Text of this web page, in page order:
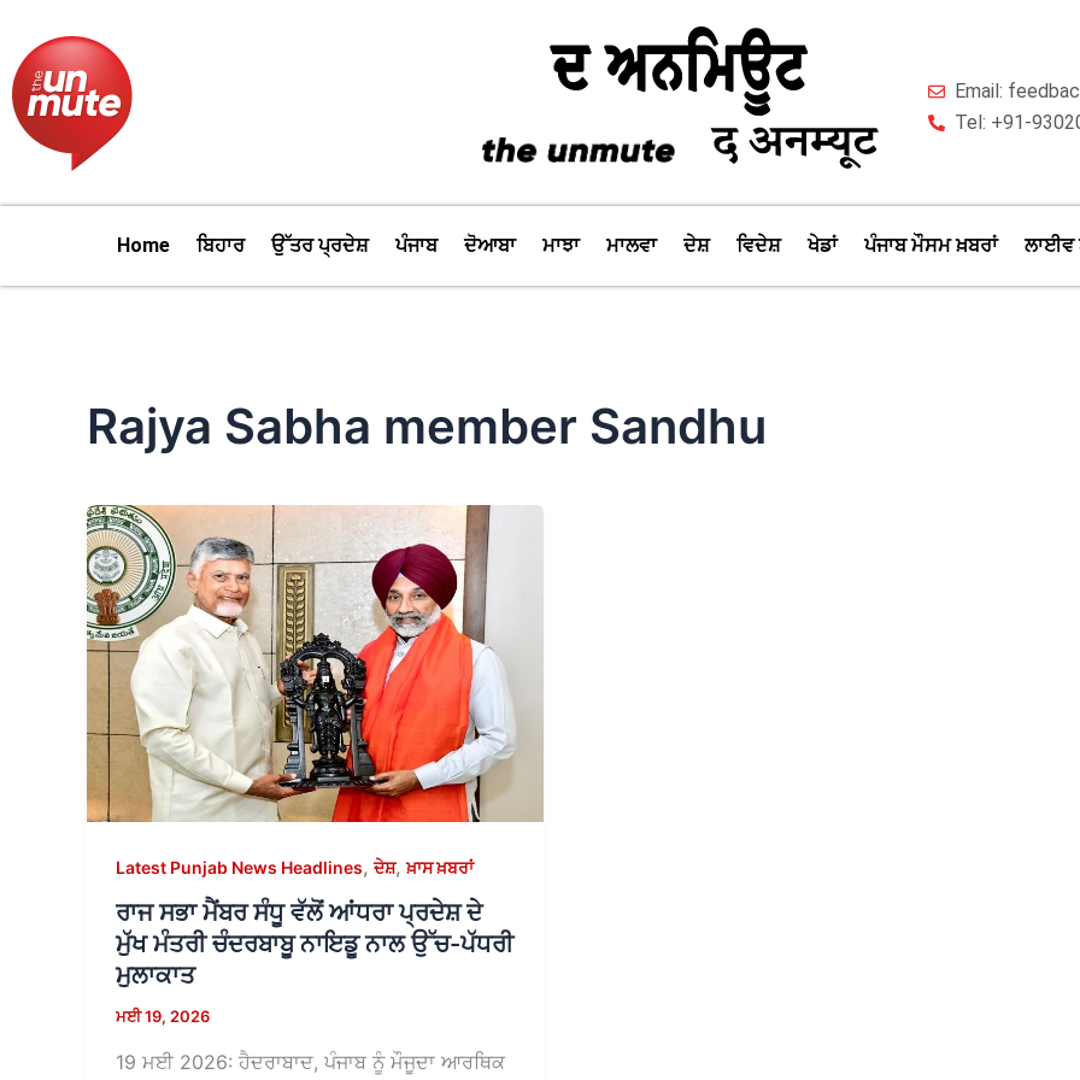
content
Email:
Tel: +91-
Home ਬਿਹਾਰ ਉੱਤਰ ਪ੍ਰਦੇਸ਼ ਪੰਜਾਬ ਦੋਆਬਾ ਮਾਝਾ ਮਾਲਵਾ ਦੇਸ਼ ਵਿਦੇਸ਼ ਖੇਡਾਂ ਪੰਜਾਬ ਮੌਸਮ ਖ਼ਬਰਾਂ ਲਾਈਵ
Rajya Sabha member Sandhu
Latest Punjab News Headlines,ਦੇਸ਼,ਖ਼ਾਸ ਖ਼ਬਰਾਂ
ਰਾਜ ਸਭਾ ਮੈਂਬਰ ਸੰਧੂ ਵੱਲੋਂ ਆਂਧਰਾ ਪ੍ਰਦੇਸ਼ ਦੇ
ਮੁੱਖ ਮੰਤਰੀ ਚੰਦਰਬਾਬੂ ਨਾਇਡੂ ਨਾਲ ਉੱਚ-ਪੱਧਰੀ
ਮੁਲਾਕਾਤ
ਮਈ 19, 2026
19 ਮਈ 2026: ਹੈਦਰਾਬਾਦ, ਪੰਜਾਬ ਨੂੰ ਮੌਜੂਦਾ ਆਰਥਿਕ